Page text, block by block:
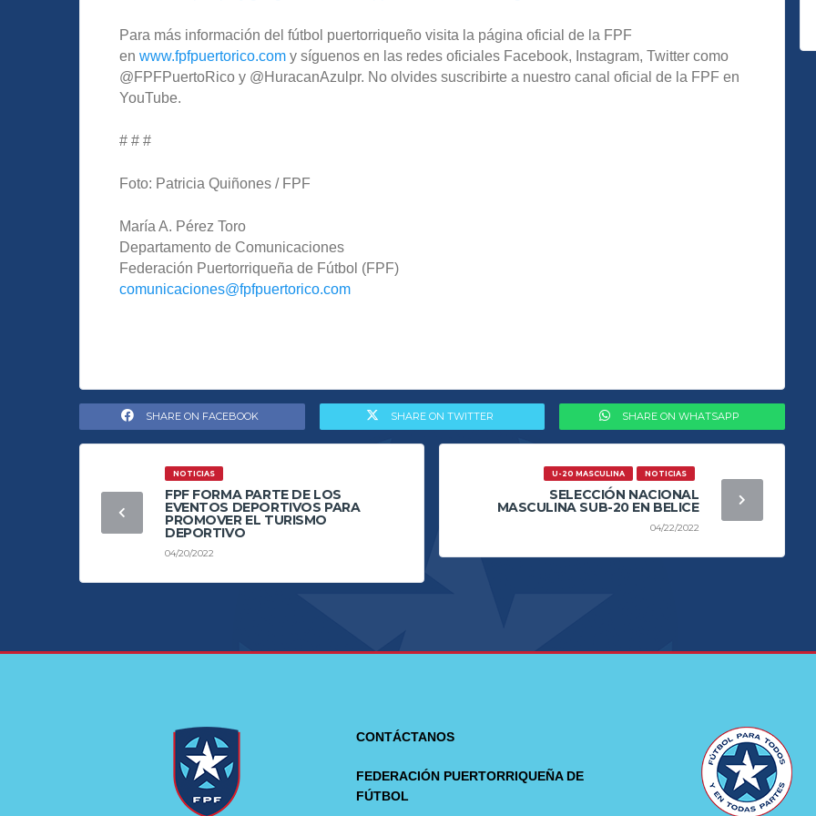
Para más información del fútbol puertorriqueño visita la página oficial de la FPF
en www.fpfpuertorico.com y síguenos en las redes oficiales Facebook, Instagram, Twitter como
@FPFPuertoRico y @HuracanAzulpr. No olvides suscribirte a nuestro canal oficial de la FPF en
YouTube.
# # #
Foto: Patricia Quiñones / FPF
María A. Pérez Toro
Departamento de Comunicaciones
Federación Puertorriqueña de Fútbol (FPF)
comunicaciones@fpfpuertorico.com
SHARE ON FACEBOOK SHARE ON TWITTER SHARE ON WHATSAPP
NOTICIAS
FPF FORMA PARTE DE LOS
EVENTOS DEPORTIVOS PARA
PROMOVER EL TURISMO
DEPORTIVO
04/20/2022
NOTICIAS
U-20 MASCULINA
SELECCIÓN NACIONAL
MASCULINA SUB-20 EN BELICE
04/22/2022
CONTÁCTANOS
FEDERACIÓN PUERTORRIQUEÑA DE
FÚTBOL